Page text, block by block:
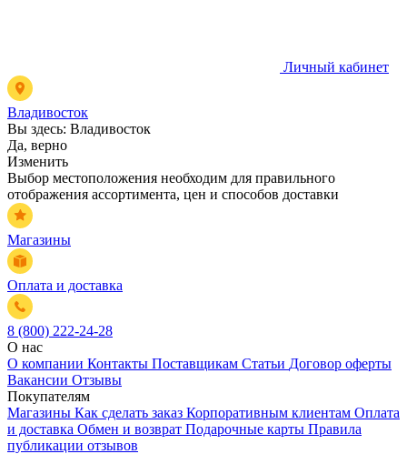
Личный кабинет
Владивосток
Вы здесь: Владивосток
Да, верно
Изменить
Выбор местоположения необходим для правильного
отображения ассортимента, цен и способов доставки
Магазины
Оплата и доставка
8 (800) 222-24-28
О нас
О компании Контакты Поставщикам Статьи Договор оферты
Вакансии Отзывы
Покупателям
Магазины Как сделать заказ Корпоративным клиентам Оплата
и доставка Обмен и возврат Подарочные карты Правила
публикации отзывов